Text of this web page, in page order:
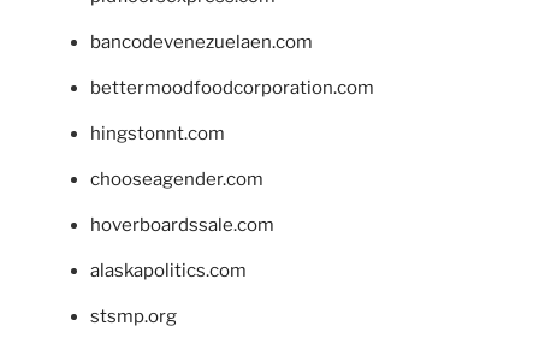
bancodevenezuelaen.com
bettermoodfoodcorporation.com
hingstonnt.com
chooseagender.com
hoverboardssale.com
alaskapolitics.com
stsmp.org